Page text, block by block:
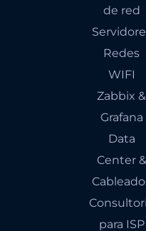
de red
Redes
WIFI
Zabbix &
Grafana
Data
Center &
para ISP